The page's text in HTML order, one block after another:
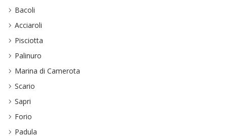
Bacoli
Acciaroli
Pisciotta
Palinuro
Marina di Camerota
Scario
Sapri
Forio
Padula